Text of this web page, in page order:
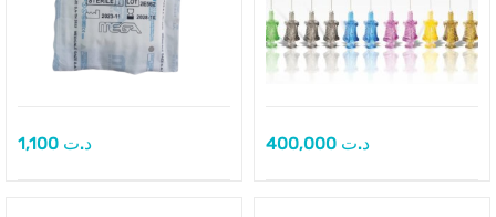
د.ت د.ت